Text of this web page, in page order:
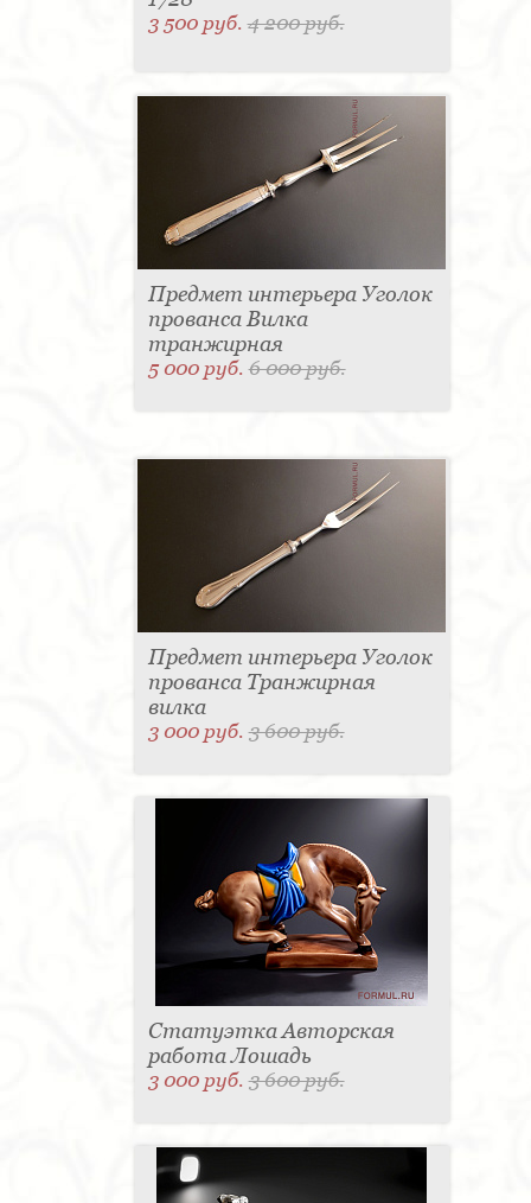
3 500 руб.4 200 руб.
Предмет интерьера Уголок
прованса Вилка
транжирная
5 000 руб.6 000 руб.
Предмет интерьера Уголок
прованса Транжирная
вилка
3 000 руб.3 600 руб.
Статуэтка Авторская
работа Лошадь
3 000 руб.3 600 руб.